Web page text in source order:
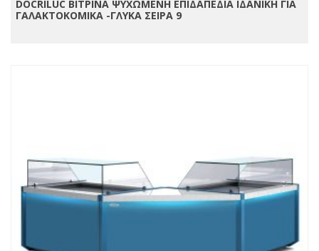
DOCRILUC ΒΙΤΡΙΝΑ ΨΥΧΩΜΕΝΗ ΕΠΙΔΑΠΕΔΙΑ ΙΔΑΝΙΚΗ ΓΙΑ
ΓΑΛΑΚΤΟΚΟΜΙΚΑ -ΓΛΥΚΑ ΣΕΙΡΑ 9